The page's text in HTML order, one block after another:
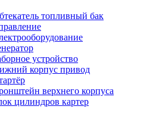
топливный бак
устройство
корпус привод
верхнего корпуса
цилиндров картер